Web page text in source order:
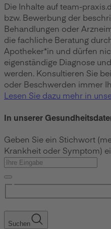
Die Inhalte auf team-
bzw. Bewerbung der
Behandlungen oder
die fachliche Beratung
Apotheker*in und dürfen
eigenständige Diagnose
werden. Konsultieren Sie
oder Beschwerden immer
Lesen Sie dazu mehr in
In unserer
Geben Sie ein Stichwort
Krankheit oder Symptom)
Suchen